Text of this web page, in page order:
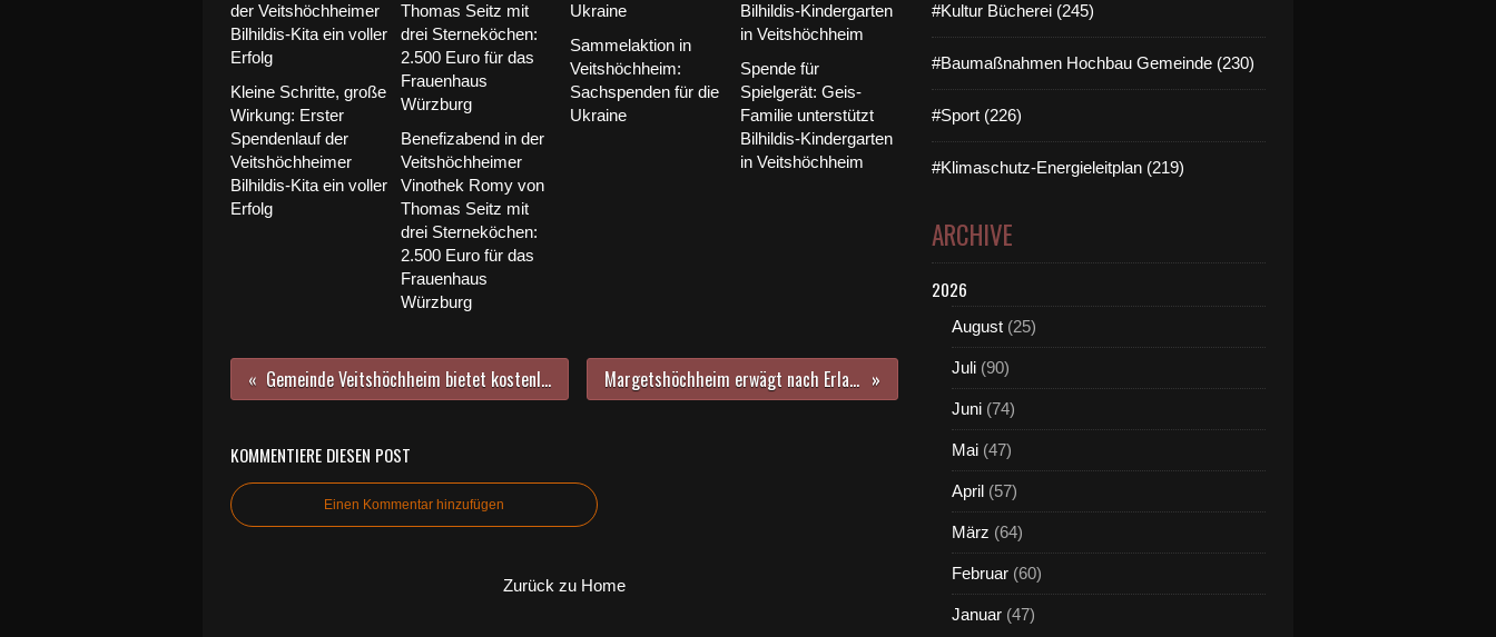
Kleine Schritte, große
Wirkung: Erster
Spendenlauf der
Veitshöchheimer
Bilhildis-Kita ein voller
Erfolg
Benefizabend in der
Veitshöchheimer
Vinothek Romy von
Thomas Seitz mit
drei Sterneköchen:
2.500 Euro für das
Frauenhaus
Würzburg
Sammelaktion in
Veitshöchheim:
Sachspenden für die
Ukraine
Spende für
Spielgerät: Geis-
Familie unterstützt
Bilhildis-Kindergarten
in Veitshöchheim
Gemeinde Veitshöchheim bietet kostenlosen Beleuchtungs-Check vom 7. - 10. November an Margetshöchheim erwägt nach Erlabrunn eigenen Fußweg neben Radweg anzulegen
KOMMENTIERE DIESEN POST
Einen Kommentar hinzufügen
Zurück zu Home
#Kultur Bücherei (245)
#Baumaßnahmen Hochbau Gemeinde (230)
#Sport (226)
#Klimaschutz-Energieleitplan (219)
ARCHIVE
2026
August (25)
Juli (90)
Juni (74)
Mai (47)
April (57)
März (64)
Februar (60)
Januar (47)